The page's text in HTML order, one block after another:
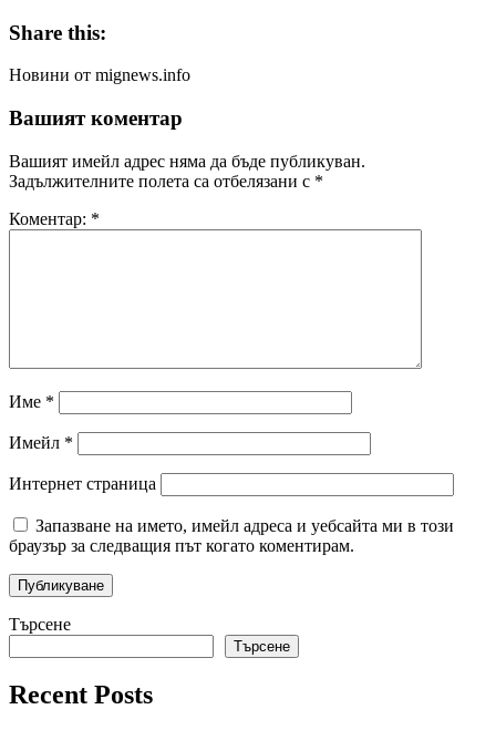
Share this:
Новини от mignews.info
Вашият коментар
Вашият имейл адрес няма да бъде публикуван.
Задължителните полета са отбелязани с *
Коментар: *
Име *
Имейл *
Интернет страница
Запазване на името, имейл адреса и уебсайта ми в този
браузър за следващия път когато коментирам.
Търсене
Търсене
Recent Posts